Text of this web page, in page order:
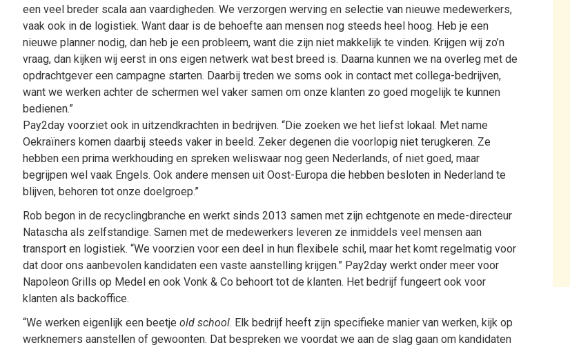
een veel breder scala aan vaardigheden. We verzorgen werving en selectie van nieuwe medewerkers,
vaak ook in de logistiek. Want daar is de behoefte aan mensen nog steeds heel hoog. Heb je een
nieuwe planner nodig, dan heb je een probleem, want die zijn niet makkelijk te vinden. Krijgen wij zo’n
vraag, dan kijken wij eerst in ons eigen netwerk wat best breed is. Daarna kunnen we na overleg met de
opdrachtgever een campagne starten. Daarbij treden we soms ook in contact met collega-bedrijven,
want we werken achter de schermen wel vaker samen om onze klanten zo goed mogelijk te kunnen
bedienen.”
Pay2day voorziet ook in uitzendkrachten in bedrijven. “Die zoeken we het liefst lokaal. Met name
Oekraïners komen daarbij steeds vaker in beeld. Zeker degenen die voorlopig niet terugkeren. Ze
hebben een prima werkhouding en spreken weliswaar nog geen Nederlands, of niet goed, maar
begrijpen wel vaak Engels. Ook andere mensen uit Oost-Europa die hebben besloten in Nederland te
blijven, behoren tot onze doelgroep.”
Rob begon in de recyclingbranche en werkt sinds 2013 samen met zijn echtgenote en mede-directeur
Natascha als zelfstandige. Samen met de medewerkers leveren ze inmiddels veel mensen aan
transport en logistiek. “We voorzien voor een deel in hun flexibele schil, maar het komt regelmatig voor
dat door ons aanbevolen kandidaten een vaste aanstelling krijgen.” Pay2day werkt onder meer voor
Napoleon Grills op Medel en ook Vonk & Co behoort tot de klanten. Het bedrijf fungeert ook voor
klanten als backoffice.
“We werken eigenlijk een beetje old school. Elk bedrijf heeft zijn specifieke manier van werken, kijk op
werknemers aanstellen of gewoonten. Dat bespreken we voordat we aan de slag gaan om kandidaten